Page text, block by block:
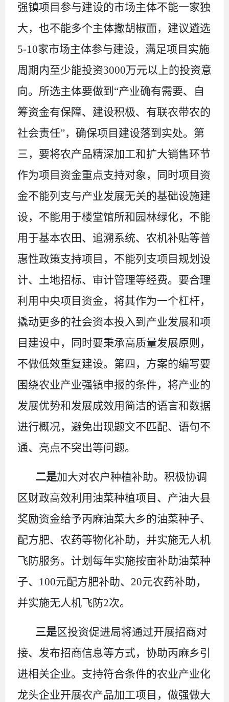
强镇项目参与建设的市场主体不能一家独
大，也不能多个主体撒胡椒面，建议遴选
5-10家市场主体参与建设，满足项目实施
周期内至少能投资3000万元以上的投资意
向。所选主体要做到“产业确有需要、自
筹资金有保障、建设积极、有联农带农的
社会责任”，确保项目建设落到实处。第
三，要将农产品精深加工和扩大销售环节
作为项目资金重点支持对象，同时项目资
金不能列支与产业发展无关的基础设施建
设，不能用于楼堂馆所和园林绿化，不能
用于基本农田、追溯系统、农机补贴等普
惠性政策支持项目，不能列支项目规划设
计、土地招标、审计管理等经费。要合理
利用中央项目资金，将其作为一个杠杆，
撬动更多的社会资本投入到产业发展和项
目建设中，同时要秉承高质量发展原则，
不做低效重复建设。第四，方案的编写要
围绕农业产业强镇申报的条件，将产业的
发展优势和发展成效用简洁的语言和数据
进行概况，避免出现题文不匹配、语句不
通、亮点不突出等问题。
二是加大对农户种植补助。积极协调
区财政高效利用油菜种植项目、产油大县
奖励资金给予丙麻油菜大乡的油菜种子、
配方肥、农药等物化补助，并实施无人机
飞防服务。计划每年实施按亩补助油菜种
子、 100元配方肥补助、 20元农药补助，
并实施无人机飞防2次。
三是区投资促进局将通过开展招商对
接、发布招商信息等方式，协助丙麻乡引
进相关企业。支持符合条件的农业产业化
龙头企业开展农产品加工项目，做强做大